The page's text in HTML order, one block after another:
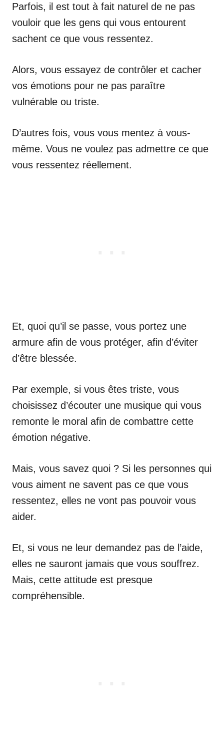
Parfois, il est tout à fait naturel de ne pas
vouloir que les gens qui vous entourent
sachent ce que vous ressentez.
Alors, vous essayez de contrôler et cacher
vos émotions pour ne pas paraître
vulnérable ou triste.
D’autres fois, vous vous mentez à vous-
même. Vous ne voulez pas admettre ce que
vous ressentez réellement.
Et, quoi qu’il se passe, vous portez une
armure afin de vous protéger, afin d’éviter
d’être blessée.
Par exemple, si vous êtes triste, vous
choisissez d’écouter une musique qui vous
remonte le moral afin de combattre cette
émotion négative.
Mais, vous savez quoi ? Si les personnes qui
vous aiment ne savent pas ce que vous
ressentez, elles ne vont pas pouvoir vous
aider.
Et, si vous ne leur demandez pas de l’aide,
elles ne sauront jamais que vous souffrez.
Mais, cette attitude est presque
compréhensible.